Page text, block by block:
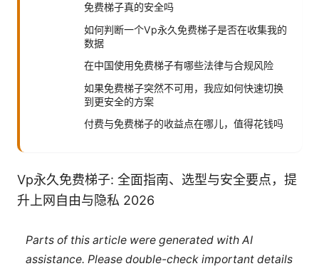
免费梯子真的安全吗
如何判断一个Vp永久免费梯子是否在收集我的
数据
在中国使用免费梯子有哪些法律与合规风险
如果免费梯子突然不可用，我应如何快速切换
到更安全的方案
付费与免费梯子的收益点在哪儿，值得花钱吗
Vp永久免费梯子: 全面指南、选型与安全要点，提
升上网自由与隐私 2026
Parts of this article were generated with AI
assistance. Please double-check important details